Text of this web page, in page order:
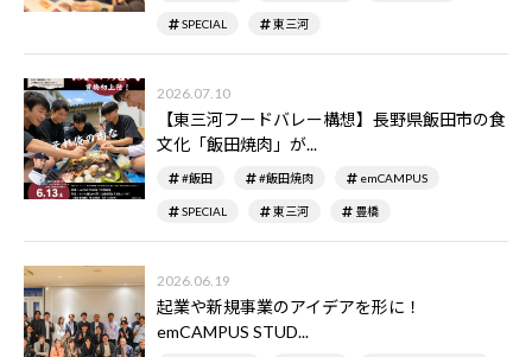
SPECIAL 東三河
2026.07.10
【東三河フードバレー構想】長野県飯田市の食
文化「飯田焼肉」が...
#飯田 #飯田焼肉 emCAMPUS
SPECIAL 東三河 豊橋
2026.06.19
起業や新規事業のアイデアを形に！
emCAMPUS STUD...